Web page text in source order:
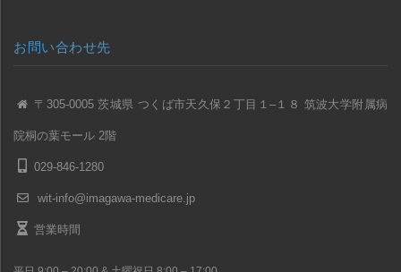
お問い合わせ先
〒305-0005 茨城県 つくば市天久保２丁目１–１８ 筑波大学附属病
院桐の葉モール 2階
029-846-1280
wit-info@imagawa-medicare.jp
営業時間